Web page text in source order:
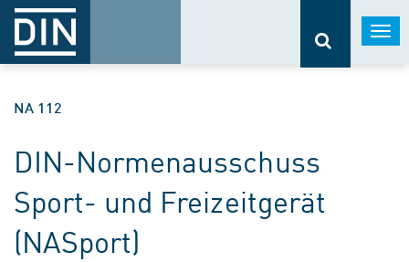
NA 112
DIN-Normenausschuss
Sport- und Freizeitgerät
(NASport)